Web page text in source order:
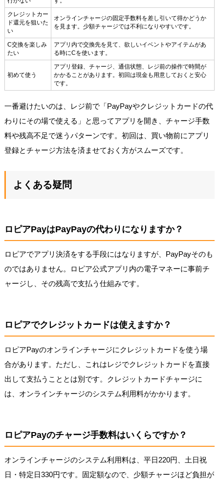
クレジットカー
ド還元を狙いた
い
オンラインチャージの固定手数料を差し引いて得かどうか
を見ます。少額チャージでは不利になりやすいです。
C交換を楽しみ
たい
アプリ内で交換先を見て、欲しいイベントやアイテムがあ
る時にCを使います。
初めて使う
アプリ登録、チャージ、通信状態、レジ前の操作で時間が
かかることがあります。初回は現金も用意しておくと安心
です。
一番避けたいのは、レジ前で「PayPayやクレジットカードの代
わりにその場で使える」と思ってアプリを開き、チャージ手数
料や残高不足で迷うパターンです。初回は、買い物前にアプリ
登録とチャージ方法を済ませておく方がスムーズです。
よくある疑問
ロピアPayはPayPayの代わりになりますか？
ロピアでアプリ決済をする手段にはなりますが、PayPayそのも
のではありません。ロピア公式アプリ内の電子マネーに事前チ
ャージし、その残高で支払う仕組みです。
ロピアでクレジットカードは使えますか？
ロピアPayのオンラインチャージにクレジットカードを使う場
合があります。ただし、これはレジでクレジットカードを直接
出して支払うこととは別です。クレジットカードチャージに
は、オンラインチャージのシステム利用料がかかります。
ロピアPayのチャージ手数料はいくらですか？
オンラインチャージのシステム利用料は、平日220円、土日祝
日・特定日330円です。固定額なので、少額チャージほど負担が